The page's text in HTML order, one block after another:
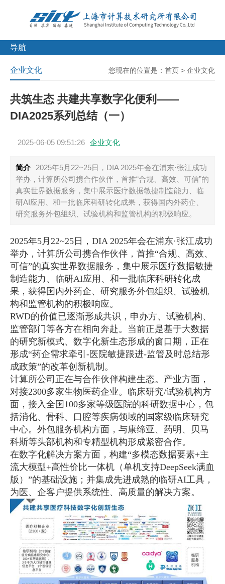
导航
您现在的位置是： 首页 > 企业文化
企业文化
共筑生态 共建共享数字化便利——
DIA2025系列总结（一）
2025-06-05 09:51:26 企业文化
简介
2025年5月22~25日，DIA 2025年会在浦东·张江成功
举办，计算所公司携合作伙伴，首推“合规、高效、可信”的
真实世界数据服务，集中展示医疗数据敏捷制造能力、临
研AI应用、和一批临床科研转化成果，获得国内外药企、
研究服务外包组织、试验机构和监管机构的积极响应。
2025年5月22~25日，DIA 2025年会在浦东·张江成功
举办，计算所公司携合作伙伴，首推“合规、高效、
可信”的真实世界数据服务，集中展示医疗数据敏捷
制造能力、临研AI应用、和一批临床科研转化成
果，获得国内外药企、研究服务外包组织、试验机
构和监管机构的积极响应。
RWD的价值已逐渐形成共识，申办方、试验机构、
监管部门等各方在相向奔赴。当前正是基于大数据
的研究新模式、数字化新生态形成的窗口期，正在
形成“药企需求牵引-医院敏捷跟进-监管及时总结形
成政策”的改革创新机制。
计算所公司正在与合作伙伴构建生态。产业方面，
对接2300多家生物医药企业。临床研究/试验机构方
面，接入全国100多家等级医院的科研数据中心，包
括消化、骨科、口腔等疾病领域的国家级临床研究
中心。外包服务机构方面，与康缔亚、药明、贝马
科斯等头部机构和专精型机构形成紧密合作。
在数字化解决方案方面，构建“多模态数据要素+主
流大模型+高性价比一体机（单机支持DeepSeek满血
版）”的基础设施；并集成先进成熟的临研AI工具，
为医、企客户提供系统性、高质量的解决方案。